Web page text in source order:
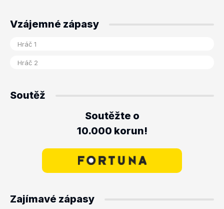
Vzájemné zápasy
Soutěž
Soutěžte o
10.000 korun!
Zajímavé zápasy